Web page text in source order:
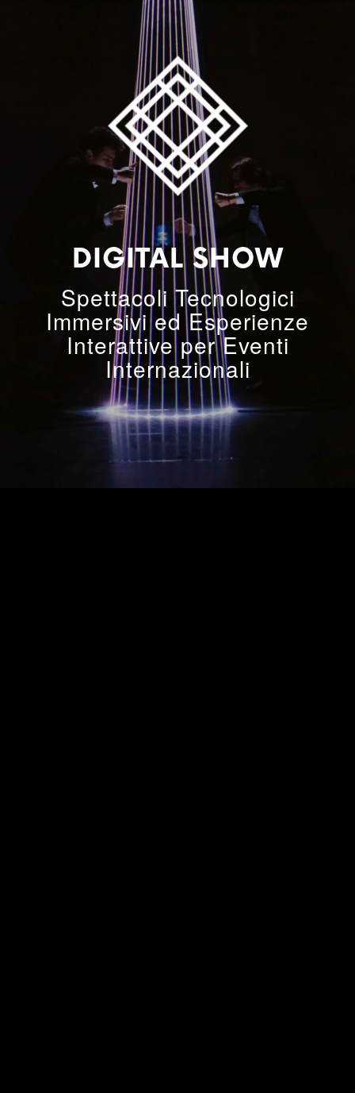
DIGITAL SHOW
Spettacoli Tecnologici
Immersivi ed Esperienze
Interattive per Eventi
Internazionali